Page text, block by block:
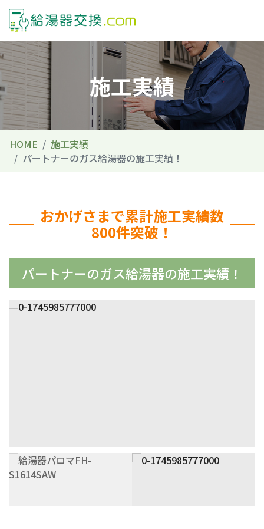
施工実績
HOME
施工実績
パートナーのガス給湯器の施工実績！
おかげさまで累計施工実績数
800件突破！
パートナーのガス給湯器の施工実績！